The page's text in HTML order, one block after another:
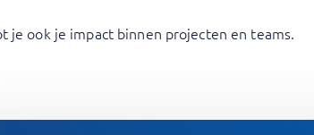
je ook je impact binnen projecten en teams.